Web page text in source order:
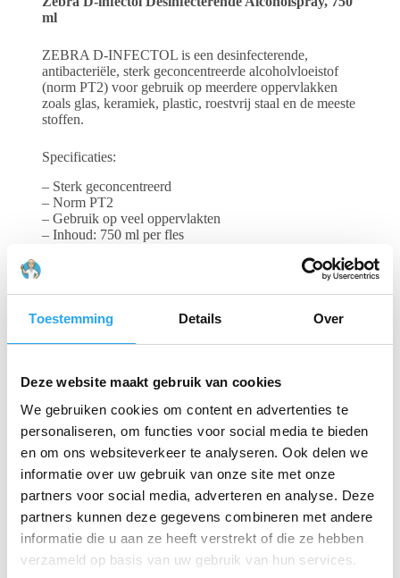
Toestemming Details Over
Deze website maakt gebruik van cookies
We gebruiken cookies om content en advertenties te
personaliseren, om functies voor social media te bieden
en om ons websiteverkeer te analyseren. Ook delen we
informatie over uw gebruik van onze site met onze
partners voor social media, adverteren en analyse. Deze
partners kunnen deze gegevens combineren met andere
informatie die u aan ze heeft verstrekt of die ze hebben
verzameld op basis van uw gebruik van hun services.
ml
ZEBRA D-INFECTOL is een desinfecterende,
antibacteriële, sterk geconcentreerde alcoholvloeistof
(norm PT2) voor gebruik op meerdere oppervlakken
zoals glas, keramiek, plastic, roestvrij staal en de meeste
stoffen.
Specificaties:
– Sterk geconcentreerd
– Norm PT2
– Gebruik op veel oppervlakten
– Inhoud: 750 ml per fles
Ecolab Epicare DES
Handdesinfectiemiddel
| 6 x 500ml